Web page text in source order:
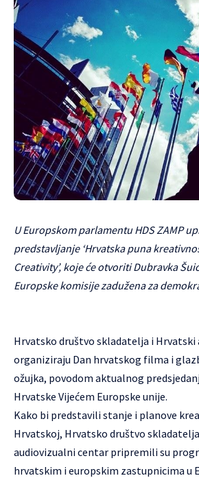
U Europskom parlamentu HDS ZAMP
predstavljanje ‘Hrvatska puna
Creativity’, koje će otvoriti Dubravka
Europske komisije zadužena za
Hrvatsko društvo skladatelja i
organiziraju Dan hrvatskog filma i
ožujka, povodom aktualnog
Hrvatske Vijećem Europske unije.
Kako bi predstavili stanje i planove
Hrvatskoj, Hrvatsko društvo
audiovizualni centar pripremili su
hrvatskim i europskim zastupnicima u